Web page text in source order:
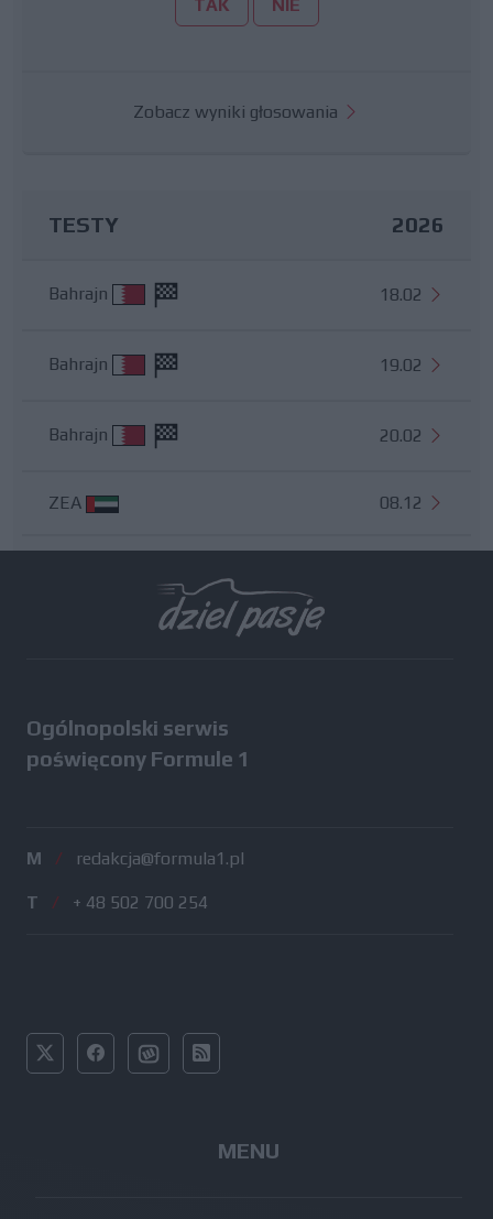
TAK NIE
Zobacz wyniki głosowania
TESTY 2026
Bahrajn 18.02
Bahrajn 19.02
Bahrajn 20.02
ZEA 08.12
Ogólnopolski serwis
poświęcony Formule 1
M / redakcja@formula1.pl
T / + 48 502 700 254
MENU